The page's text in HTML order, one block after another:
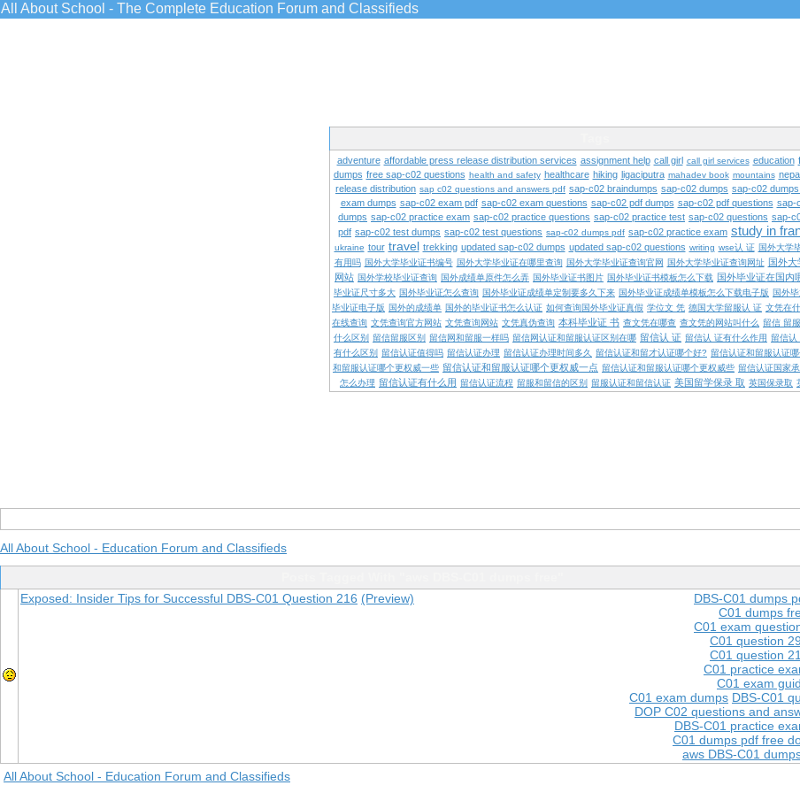
All About School - The Complete Education Forum and Classifieds
adventure affordable press release distribution services assignment help call girl call girl services education
dumps free sap-c02 questions health and safety healthcare hiking ligaciputra mahadev book mountains
release distribution sap c02 questions and answers pdf sap-c02 braindumps sap-c02 dumps sap-c02
exam dumps sap-c02 exam pdf sap-c02 exam questions sap-c02 pdf dumps sap-c02 pdf questions sap-
dumps sap-c02 practice exam sap-c02 practice questions sap-c02 practice test sap-c02 questions sap-
pdf sap-c02 test dumps sap-c02 test questions sap-c02 dumps pdf sap-c02 practice exam study in
ukraine tour travel trekking updated sap-c02 dumps updated sap-c02 questions writing wse认 证 国外大学
有用吗 国外大学毕业证书编号 国外大学毕业证在哪里查询 国外大学毕业证查询官网 国外大学毕业证查询网址 国外
网站 国外学校毕业证查询 国外成绩单原件怎么弄 国外毕业证书图片 国外毕业证书模板怎么下载 国外毕业证在国内
毕业证尺寸多大 国外毕业证怎么查询 国外毕业证成绩单定制要多久下来 国外毕业证成绩单模板怎么下载电子版 国外
毕业证电子版 国外的成绩单 国外的毕业证书怎么认证 如何查询国外毕业证真假 学位文 凭 德国大学留服认 证 文凭在
在线查询 文凭查询官方网站 文凭查询网站 文凭真伪查询 本科毕业证 书 查文凭在哪查 查文凭的网站叫什么 留信 留服
什么区别 留信留服区别 留信网和留服一样吗 留信网认证和留服认证区别在哪 留信认 证 留信认 证有什么作用 留信认
有什么区别 留信认证值得吗 留信认证办理 留信认证办理时间多久 留信认证和留才认证哪个好? 留信认证和留服认证
和留服认证哪个更权威一些 留信认证和留服认证哪个更权威一点 留信认证和留服认证哪个更权威些 留信认证国家
怎么办理 留信认证有什么用 留信认证流程 留服和留信的区别 留服认证和留信认证 美国留学保录 取 英国保录取
All About School - Education Forum and Classifieds
DBS-C01 dumps
C01 dumps
C01 exam
C01 question
C01 question
C01 practice
C01 exam
C01 exam dumps DBS-C01
DOP C02 questions and
DBS-C01 practice
C01 dumps pdf free
aws DBS-C01
Exposed: Insider Tips for Successful DBS-C01 Question 216 (Preview)
All About School - Education Forum and Classifieds